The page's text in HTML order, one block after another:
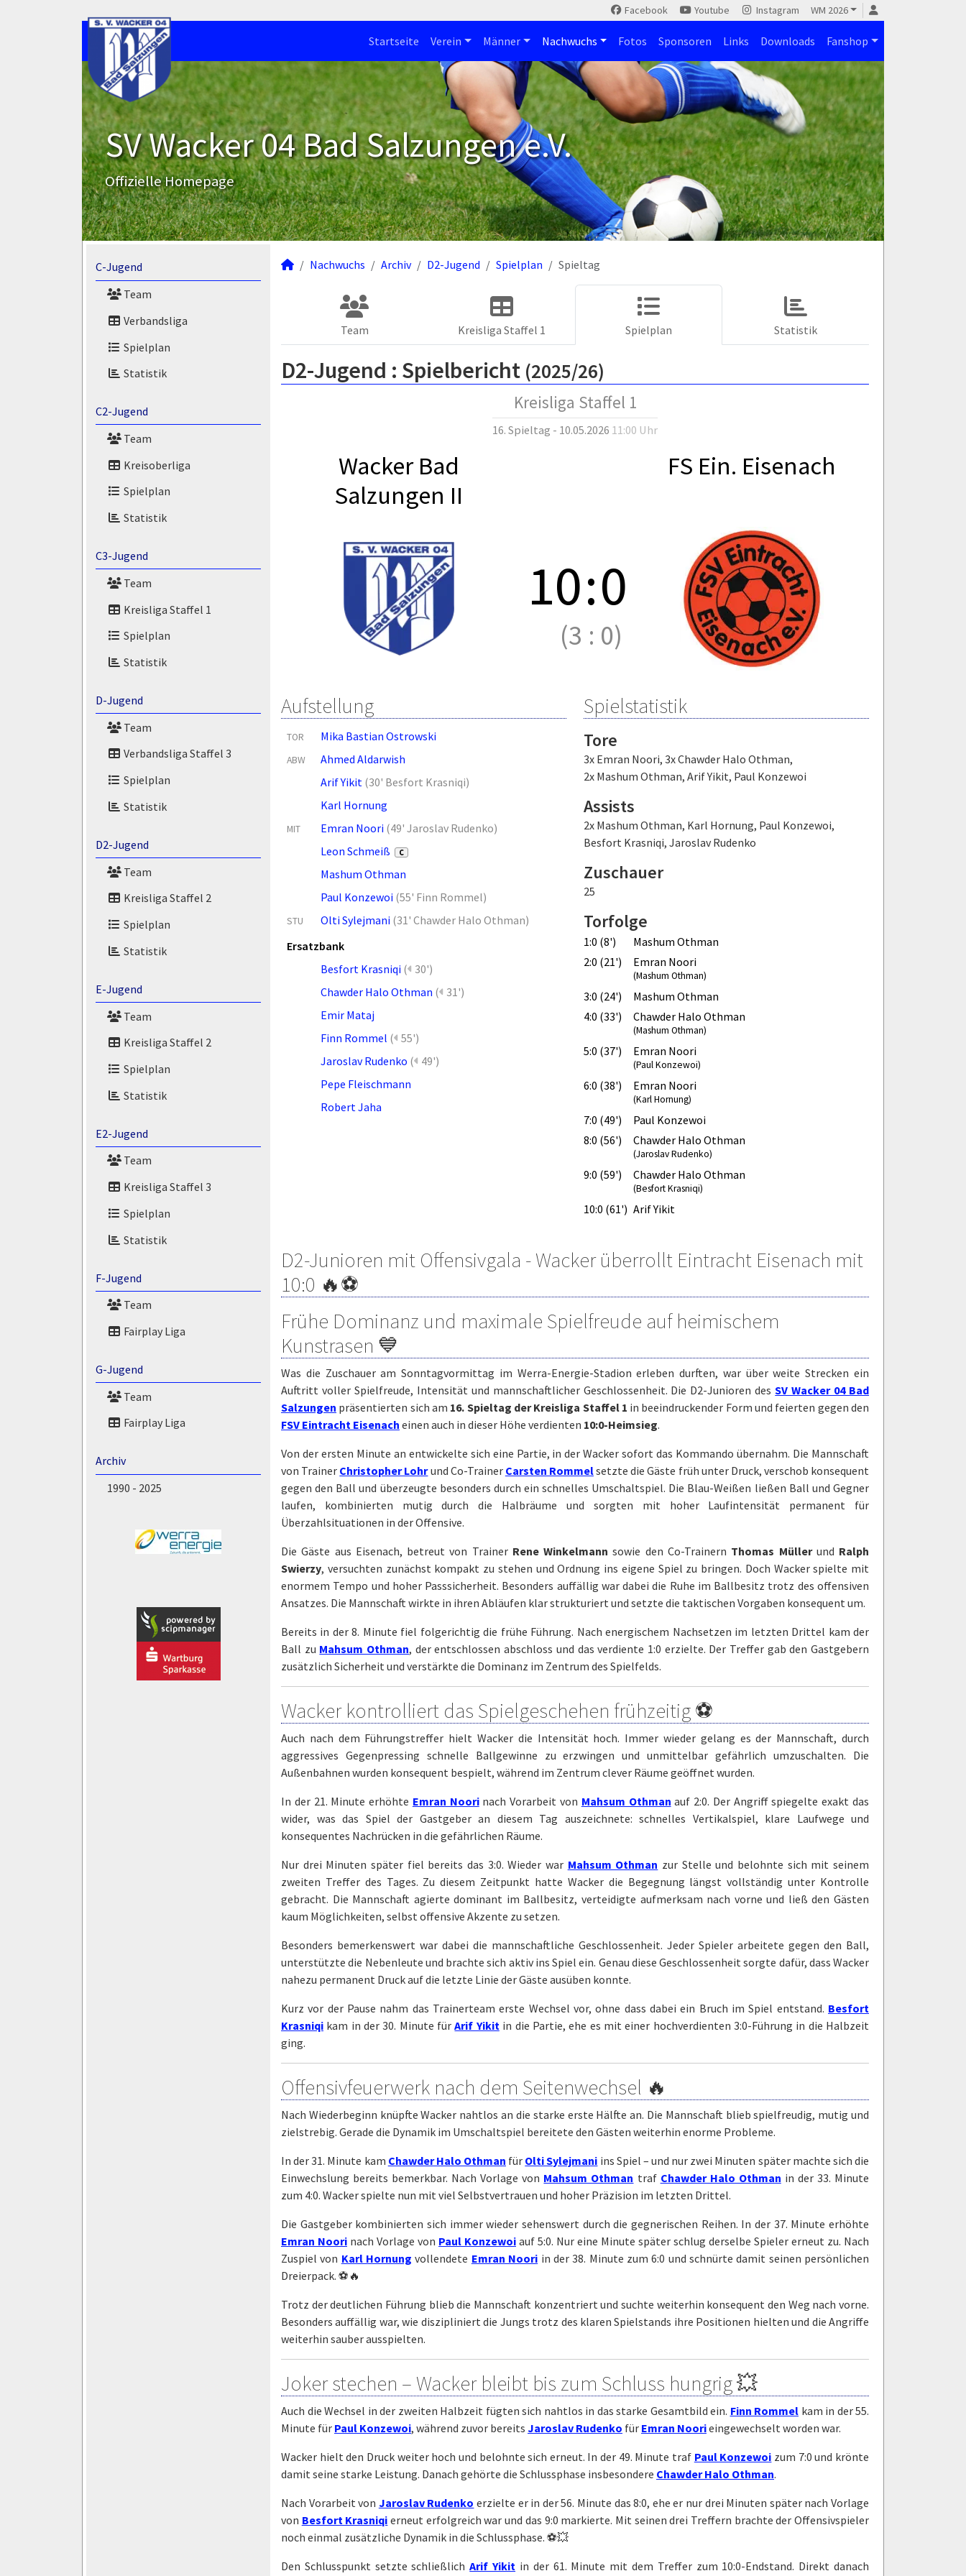
Facebook Youtube Instagram WM 2026
Startseite Verein Männer Nachwuchs Fotos Sponsoren Links Downloads Fanshop
SV Wacker 04 Bad Salzungen e.V.
Offizielle Homepage
C-Jugend
Team
Verbandsliga
Spielplan
Statistik
C2-Jugend
Team
Kreisoberliga
Spielplan
Statistik
C3-Jugend
Team
Kreisliga Staffel 1
Spielplan
Statistik
D-Jugend
Team
Verbandsliga Staffel 3
Spielplan
Statistik
D2-Jugend
Team
Kreisliga Staffel 2
Spielplan
Statistik
E-Jugend
Team
Kreisliga Staffel 2
Spielplan
Statistik
E2-Jugend
Team
Kreisliga Staffel 3
Spielplan
Statistik
F-Jugend
Team
Fairplay Liga
G-Jugend
Team
Fairplay Liga
Archiv
1990 - 2025
Nachwuchs Archiv D2-Jugend Spielplan Spieltag
Team Kreisliga Staffel 1 Spielplan Statistik
D2-Jugend : Spielbericht (2025/26)
Kreisliga Staffel 1
16. Spieltag - 10.05.2026 11:00 Uhr
Wacker Bad
Salzungen II
FS Ein. Eisenach
10:0
(3 : 0)
Aufstellung
TOR Mika Bastian Ostrowski
ABW
Ahmed Aldarwish
Arif Yikit (30' Besfort Krasniqi)
Karl Hornung
MIT Emran Noori (49' Jaroslav Rudenko)
Leon Schmeiß
C
Mashum Othman
Paul Konzewoi (55' Finn Rommel)
STU Olti Sylejmani (31' Chawder Halo Othman)
Ersatzbank
Besfort Krasniqi ( 30')
Chawder Halo Othman ( 31')
Emir Mataj
Finn Rommel ( 55')
Jaroslav Rudenko ( 49')
Pepe Fleischmann
Robert Jaha
Spielstatistik
Tore
3x Emran Noori, 3x Chawder Halo Othman,
2x Mashum Othman, Arif Yikit, Paul Konzewoi
Assists
2x Mashum Othman, Karl Hornung, Paul Konzewoi,
Besfort Krasniqi, Jaroslav Rudenko
Zuschauer
25
Torfolge
1:0 (8')
Mashum Othman
2:0 (21')
Emran Noori
(Mashum Othman)
3:0 (24')
Mashum Othman
4:0 (33')
Chawder Halo Othman
(Mashum Othman)
5:0 (37') Emran Noori
(Paul Konzewoi)
6:0 (38') Emran Noori
(Karl Hornung)
7:0 (49')
Paul Konzewoi
8:0 (56')
Chawder Halo Othman
(Jaroslav Rudenko)
9:0 (59') Chawder Halo Othman
(Besfort Krasniqi)
10:0 (61') Arif Yikit
D2-Junioren mit Offensivgala - Wacker überrollt Eintracht Eisenach mit
10:0 🔥⚽
Frühe Dominanz und maximale Spielfreude auf heimischem
Kunstrasen 💙
Was die Zuschauer am Sonntagvormittag im Werra-Energie-Stadion erleben durften, war über weite Strecken ein
Auftritt voller Spielfreude, Intensität und mannschaftlicher Geschlossenheit. Die D2-Junioren desSV Wacker 04 Bad
Salzungen präsentierten sich am 16. Spieltag der Kreisliga Staffel 1 in beeindruckender Form und feierten gegen den
FSV Eintracht Eisenach einen auch in dieser Höhe verdienten 10:0-Heimsieg.
Von der ersten Minute an entwickelte sich eine Partie, in der Wacker sofort das Kommando übernahm. Die Mannschaft
von Trainer Christopher Lohrund Co-Trainer Carsten Rommelsetzte die Gäste früh unter Druck, verschob konsequent
gegen den Ball und überzeugte besonders durch ein schnelles Umschaltspiel. Die Blau-Weißen ließen Ball und Gegner
laufen, kombinierten mutig durch die Halbräume und sorgten mit hoher Laufintensität permanent für
Überzahlsituationen in der Offensive.
Die Gäste aus Eisenach, betreut von Trainer Rene Winkelmann sowie den Co-Trainern Thomas Müllerund Ralph
Swierzy, versuchten zunächst kompakt zu stehen und Ordnung ins eigene Spiel zu bringen. Doch Wacker spielte mit
enormem Tempo und hoher Passsicherheit. Besonders auffällig war dabei die Ruhe im Ballbesitz trotz des offensiven
Ansatzes. Die Mannschaft wirkte in ihren Abläufen klar strukturiert und setzte die taktischen Vorgaben konsequent um.
Bereits in der 8. Minute fiel folgerichtig die frühe Führung. Nach energischem Nachsetzen im letzten Drittel kam der
Ball zu Mahsum Othman, der entschlossen abschloss und das verdiente 1:0 erzielte. Der Treffer gab den Gastgebern
zusätzlich Sicherheit und verstärkte die Dominanz im Zentrum des Spielfelds.
Wacker kontrolliert das Spielgeschehen frühzeitig ⚽
Auch nach dem Führungstreffer hielt Wacker die Intensität hoch. Immer wieder gelang es der Mannschaft, durch
aggressives Gegenpressing schnelle Ballgewinne zu erzwingen und unmittelbar gefährlich umzuschalten. Die
Außenbahnen wurden konsequent bespielt, während im Zentrum clever Räume geöffnet wurden.
In der 21. Minute erhöhte Emran Noorinach Vorarbeit von Mahsum Othman auf 2:0. Der Angriff spiegelte exakt das
wider, was das Spiel der Gastgeber an diesem Tag auszeichnete: schnelles Vertikalspiel, klare Laufwege und
konsequentes Nachrücken in die gefährlichen Räume.
Nur drei Minuten später fiel bereits das 3:0. Wieder war Mahsum Othman zur Stelle und belohnte sich mit seinem
zweiten Treffer des Tages. Zu diesem Zeitpunkt hatte Wacker die Begegnung längst vollständig unter Kontrolle
gebracht. Die Mannschaft agierte dominant im Ballbesitz, verteidigte aufmerksam nach vorne und ließ den Gästen
kaum Möglichkeiten, selbst offensive Akzente zu setzen.
Besonders bemerkenswert war dabei die mannschaftliche Geschlossenheit. Jeder Spieler arbeitete gegen den Ball,
unterstützte die Nebenleute und brachte sich aktiv ins Spiel ein. Genau diese Geschlossenheit sorgte dafür, dass Wacker
nahezu permanent Druck auf die letzte Linie der Gäste ausüben konnte.
Kurz vor der Pause nahm das Trainerteam erste Wechsel vor, ohne dass dabei ein Bruch im Spiel entstand. Besfort
Krasniqi kam in der 30. Minute fürArif Yikit in die Partie, ehe es mit einer hochverdienten 3:0-Führung in die Halbzeit
ging.
Offensivfeuerwerk nach dem Seitenwechsel 🔥
Nach Wiederbeginn knüpfte Wacker nahtlos an die starke erste Hälfte an. Die Mannschaft blieb spielfreudig, mutig und
zielstrebig. Gerade die Dynamik im Umschaltspiel bereitete den Gästen weiterhin enorme Probleme.
In der 31. Minute kam Chawder Halo Othman für Olti Sylejmani ins Spiel – und nur zwei Minuten später machte sich die
Einwechslung bereits bemerkbar. Nach Vorlage von Mahsum Othman traf Chawder Halo Othman in der 33. Minute
zum 4:0. Wacker spielte nun mit viel Selbstvertrauen und hoher Präzision im letzten Drittel.
Die Gastgeber kombinierten sich immer wieder sehenswert durch die gegnerischen Reihen. In der 37. Minute erhöhte
Emran Noori nach Vorlage von Paul Konzewoi auf 5:0. Nur eine Minute später schlug derselbe Spieler erneut zu. Nach
Zuspiel von Karl Hornung vollendete Emran Noori in der 38. Minute zum 6:0 und schnürte damit seinen persönlichen
Dreierpack. ⚽🔥
Trotz der deutlichen Führung blieb die Mannschaft konzentriert und suchte weiterhin konsequent den Weg nach vorne.
Besonders auffällig war, wie diszipliniert die Jungs trotz des klaren Spielstands ihre Positionen hielten und die Angriffe
weiterhin sauber ausspielten.
Joker stechen – Wacker bleibt bis zum Schluss hungrig 💥
Auch die Wechsel in der zweiten Halbzeit fügten sich nahtlos in das starke Gesamtbild ein. Finn Rommel kam in der 55.
Minute für Paul Konzewoi, während zuvor bereits Jaroslav Rudenko für Emran Noorieingewechselt worden war.
Wacker hielt den Druck weiter hoch und belohnte sich erneut. In der 49. Minute traf Paul Konzewoi zum 7:0 und krönte
damit seine starke Leistung. Danach gehörte die Schlussphase insbesondere Chawder Halo Othman.
Nach Vorarbeit von Jaroslav Rudenko erzielte er in der 56. Minute das 8:0, ehe er nur drei Minuten später nach Vorlage
von Besfort Krasniqi erneut erfolgreich war und das 9:0 markierte. Mit seinen drei Treffern brachte der Offensivspieler
noch einmal zusätzliche Dynamik in die Schlussphase. ⚽💥
Den Schlusspunkt setzte schließlichArif Yikit in der 61. Minute mit dem Treffer zum 10:0-Endstand. Direkt danach